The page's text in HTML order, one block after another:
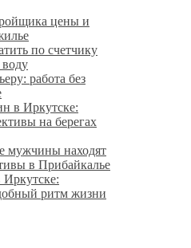
цены и
по счетчику
работа без
в Иркутске:
на берегах
мужчины находят
в Прибайкалье
Иркутске:
ритм жизни